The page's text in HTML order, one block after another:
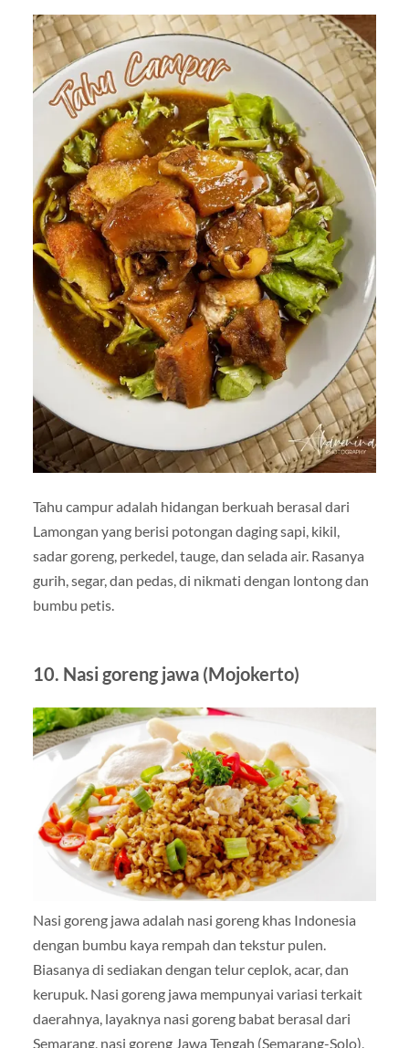
Tahu campur adalah hidangan berkuah berasal dari
Lamongan yang berisi potongan daging sapi, kikil,
sadar goreng, perkedel, tauge, dan selada air. Rasanya
gurih, segar, dan pedas, di nikmati dengan lontong dan
bumbu petis.
10. Nasi goreng jawa (Mojokerto)
Nasi goreng jawa adalah nasi goreng khas Indonesia
dengan bumbu kaya rempah dan tekstur pulen.
Biasanya di sediakan dengan telur ceplok, acar, dan
kerupuk. Nasi goreng jawa mempunyai variasi terkait
daerahnya, layaknya nasi goreng babat berasal dari
Semarang, nasi goreng Jawa Tengah (Semarang-Solo),